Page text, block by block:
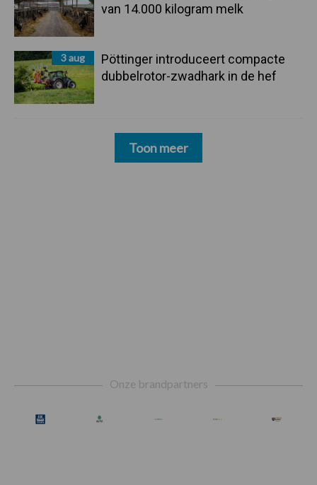
van 14.000 kilogram melk
3 aug
Pöttinger introduceert compacte
dubbelrotor-zwadhark in de hef
Toon meer
Onze brandpartners